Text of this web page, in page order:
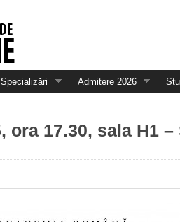
Specializări Admitere 2026
ora 17.30, sala H1